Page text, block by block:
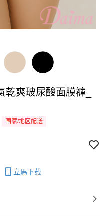
国家/地区配送
立馬下载